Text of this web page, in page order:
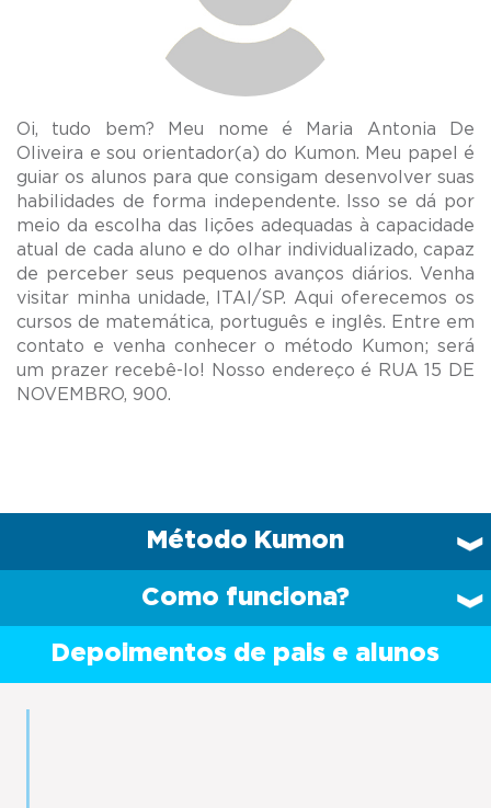
Oi, tudo bem? Meu nome é Maria Antonia De
Oliveira e sou orientador(a) do Kumon. Meu papel é
guiar os alunos para que consigam desenvolver suas
habilidades de forma independente. Isso se dá por
meio da escolha das lições adequadas à capacidade
atual de cada aluno e do olhar individualizado, capaz
de perceber seus pequenos avanços diários. Venha
visitar minha unidade, ITAI/SP. Aqui oferecemos os
cursos de matemática, português e inglês. Entre em
contato e venha conhecer o método Kumon; será
um prazer recebê-lo! Nosso endereço é RUA 15 DE
Método Kumon
Como funciona?
Depoimentos de pais e alunos